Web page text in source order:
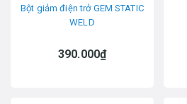
Bột giảm điện trở GEM STATIC
WELD
390.000₫